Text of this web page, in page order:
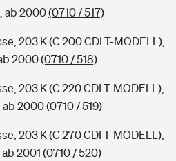
ab 2000(0710 / 517)
203 K (C 200 CDI T-MODELL),
2000(0710 / 518)
203 K (C 220 CDI T-MODELL),
ab 2000(0710 / 519)
203 K (C 270 CDI T-MODELL),
2001 (0710 / 520)